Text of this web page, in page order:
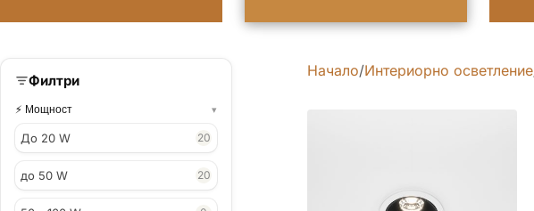
Филтри
Мощност
До 20 W 20
до 50 W 20
Начало Интериорно осветление